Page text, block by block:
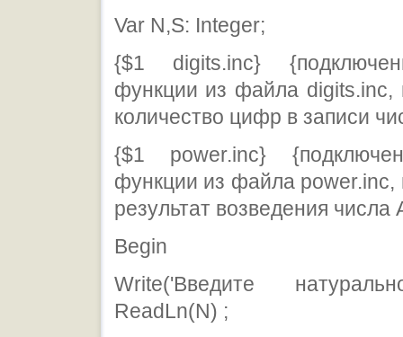
Var N,S: Integer;
{$1 digits.inc}
функции из файла
количество цифр в записи
{$1 power.inc}
функции из файла
результат возведения числа
Begin
Write('Введите
ReadLn(N) ;